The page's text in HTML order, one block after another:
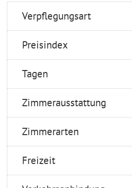
Verpflegungsart
Preisindex
Tagen
Zimmerausstattung
Zimmerarten
Freizeit